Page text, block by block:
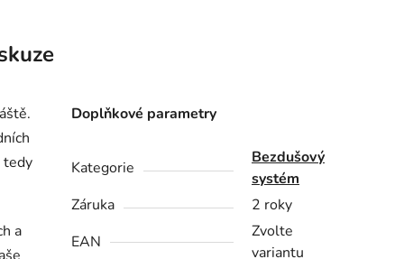
tedy
a
Doplňkové parametry
Kategorie
Bezdušový
systém
Záruka
2 roky
EAN
Zvolte
variantu